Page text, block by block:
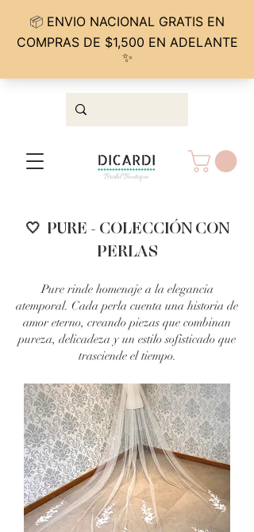
🤍 PURE - COLECCIÓN CON
PERLAS
Pure rinde homenaje a la elegancia
atemporal. Cada perla cuenta una historia de
amor eterno, creando piezas que combinan
pureza, delicadeza y un estilo sofisticado que
trasciende el tiempo.